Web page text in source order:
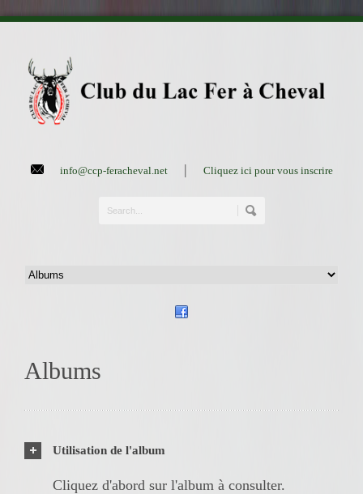
info@ccp-feracheval.net| Cliquez ici pour vous inscrire
Albums
Utilisation de l'album
Cliquez d'abord sur l'album à consulter.